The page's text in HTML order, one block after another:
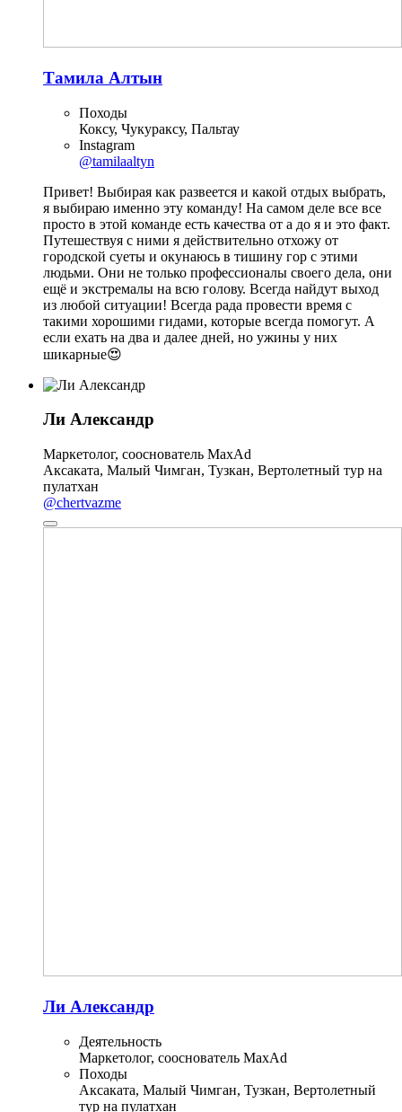
Тамила Алтын
Походы
Коксу, Чукураксу, Пальтау
Instagram
@tamilaaltyn
Привет! Выбирая как развеется и какой отдых выбрать,
я выбираю именно эту команду! На самом деле все все
просто в этой команде есть качества от а до я и это факт.
Путешествуя с ними я действительно отхожу от
городской суеты и окунаюсь в тишину гор с этими
людьми. Они не только профессионалы своего дела, они
ещё и экстремалы на всю голову. Всегда найдут выход
из любой ситуации! Всегда рада провести время с
такими хорошими гидами, которые всегда помогут. А
если ехать на два и далее дней, но ужины у них
шикарные😍
Ли Александр
Маркетолог, сооснователь MaxAd
Аксаката, Малый Чимган, Тузкан, Вертолетный тур на
пулатхан
@chertvazme
Ли Александр
Деятельность
Маркетолог, сооснователь MaxAd
Походы
Аксаката, Малый Чимган, Тузкан, Вертолетный
тур на пулатхан